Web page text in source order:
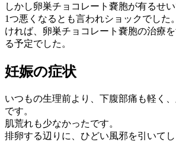
しかし卵巣チョコレート嚢胞が有るせ
1つ悪くなるとも言われショックでした
ければ、卵巣チョコレート嚢胞の治療
る予定でした。
妊娠の症状
いつもの生理前より、下腹部痛も軽く
です。
肌荒れも少なかったです。
排卵する辺りに、ひどい風邪を引いて